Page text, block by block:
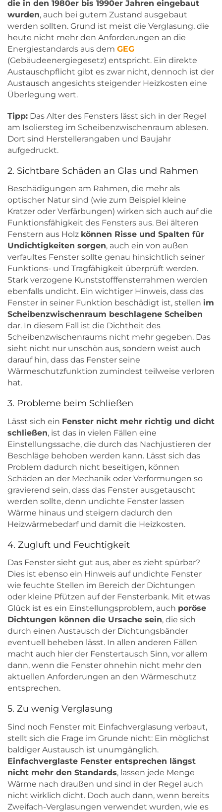
die in den 1980er bis 1990er Jahren eingebaut
wurden, auch bei gutem Zustand ausgebaut
werden sollten. Grund ist meist die Verglasung, die
heute nicht mehr den Anforderungen an die
Energiestandards aus dem GEG
(Gebäudeenergiegesetz) entspricht. Ein direkte
Austauschpflicht gibt es zwar nicht, dennoch ist der
Austausch angesichts steigender Heizkosten eine
Überlegung wert.
Tipp: Das Alter des Fensters lässt sich in der Regel
am Isoliersteg im Scheibenzwischenraum ablesen.
Dort sind Herstellerangaben und Baujahr
aufgedruckt.
2. Sichtbare Schäden an Glas und Rahmen
Beschädigungen am Rahmen, die mehr als
optischer Natur sind (wie zum Beispiel kleine
Kratzer oder Verfärbungen) wirken sich auch auf die
Funktionsfähigkeit des Fensters aus. Bei älteren
Fenstern aus Holz können Risse und Spalten für
Undichtigkeiten sorgen, auch ein von außen
verfaultes Fenster sollte genau hinsichtlich seiner
Funktions- und Tragfähigkeit überprüft werden.
Stark verzogene Kunststofffensterrahmen werden
ebenfalls undicht. Ein wichtiger Hinweis, dass das
Fenster in seiner Funktion beschädigt ist, stellen im
Scheibenzwischenraum beschlagene Scheiben
dar. In diesem Fall ist die Dichtheit des
Scheibenzwischenraums nicht mehr gegeben. Das
sieht nicht nur unschön aus, sondern weist auch
darauf hin, dass das Fenster seine
Wärmeschutzfunktion zumindest teilweise verloren
hat.
3. Probleme beim Schließen
Lässt sich ein Fenster nicht mehr richtig und dicht
schließen, ist das in vielen Fällen eine
Einstellungssache, die durch das Nachjustieren der
Beschläge behoben werden kann. Lässt sich das
Problem dadurch nicht beseitigen, können
Schäden an der Mechanik oder Verformungen so
gravierend sein, dass das Fenster ausgetauscht
werden sollte, denn undichte Fenster lassen
Wärme hinaus und steigern dadurch den
Heizwärmebedarf und damit die Heizkosten.
4. Zugluft und Feuchtigkeit
Das Fenster sieht gut aus, aber es zieht spürbar?
Dies ist ebenso ein Hinweis auf undichte Fenster
wie feuchte Stellen im Bereich der Dichtungen
oder kleine Pfützen auf der Fensterbank. Mit etwas
Glück ist es ein Einstellungsproblem, auch poröse
Dichtungen können die Ursache sein, die sich
durch einen Austausch der Dichtungsbänder
eventuell beheben lässt. In allen anderen Fällen
macht auch hier der Fenstertausch Sinn, vor allem
dann, wenn die Fenster ohnehin nicht mehr den
aktuellen Anforderungen an den Wärmeschutz
entsprechen.
5. Zu wenig Verglasung
Sind noch Fenster mit Einfachverglasung verbaut,
stellt sich die Frage im Grunde nicht: Ein möglichst
baldiger Austausch ist unumgänglich.
Einfachverglaste Fenster entsprechen längst
nicht mehr den Standards, lassen jede Menge
Wärme nach draußen und sind in der Regel auch
nicht wirklich dicht. Doch auch dann, wenn bereits
Zweifach-Verglasungen verwendet wurden, wie es